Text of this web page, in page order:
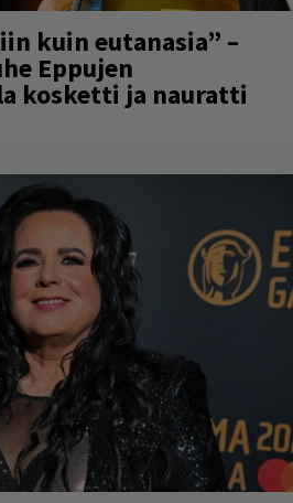
kuin eutanasia” –
Eppujen
kosketti ja nauratti